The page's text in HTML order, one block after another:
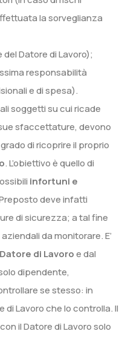
la sorveglianza
Datore di Lavoro);
responsabilità
e di spesa).
soggetti su cui ricade
sfaccettature, devono
di ricoprire il proprio
. L’obiettivo è quello di
infortuni e
deve infatti
di sicurezza; a tal fine
da monitorare. E’
di Lavoroe dal
dipendente,
se stesso: in
Lavoro che lo controlla. Il
il Datore di Lavoro solo